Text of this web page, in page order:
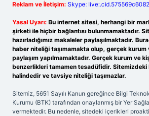
Reklam ve İletişim: Skype:
Yasal Uyarı: Bu internet sitesi, herhangi bir
şirketi ile hiçbir bağlantısı bulunmamaktadır.
hazırladığımız makaleler paylaşılmaktadır.
haber niteliği taşımamakta olup, gerçek kurum
paylaşım yapılmamaktadır. Gerçek kurum ve
benzerlikleri tamamen tesadüfidir.
halindedir ve tavsiye niteliği taşımazlar.
Sitemiz, 5651 Sayılı Kanun gereğince Bilgi
Kurumu (BTK) tarafından onaylanmış bir Yer
vermektedir. Bu nedenle, sitedeki içerikleri